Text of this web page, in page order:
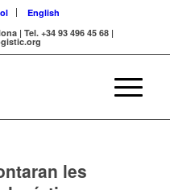
English
| Tel. +34 93 496 45 68 |
les